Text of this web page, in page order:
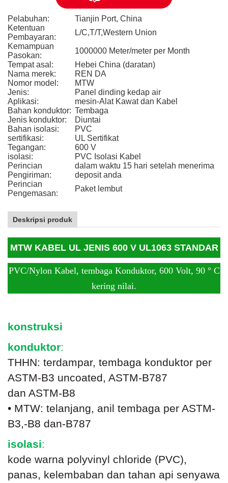
Pelabuhan:
Tianjin Port, China
Ketentuan
Pembayaran:
L/C,T/T,Western Union
Kemampuan
Pasokan:
1000000 Meter/meter per Month
Tempat asal:
Hebei China (daratan)
Nama merek:
REN DA
Nomor model:
MTW
Jenis:
Panel dinding kedap air
Aplikasi:
mesin-Alat Kawat dan Kabel
Bahan konduktor: Tembaga
Jenis konduktor:
Diuntai
Bahan isolasi:
PVC
sertifikasi:
UL Sertifikat
Tegangan:
600 V
isolasi:
PVC Isolasi Kabel
Perincian
Pengiriman:
dalam waktu 15 hari setelah menerima
deposit anda
Perincian
Pengemasan:
Paket lembut
Deskripsi produk
MTW KABEL UL JENIS 600 V UL1063 STANDAR
PVC/Nylon Kabel, tembaga Konduktor, 600 Volt, 90 ° C
kering nilai.
konstruksi
konduktor:
THHN: terdampar, tembaga konduktor per
ASTM-B3 uncoated, ASTM-B787
dan ASTM-B8
• MTW: telanjang, anil tembaga per ASTM-
B3,-B8 dan-B787
isolasi:
kode warna polyvinyl chloride (PVC),
panas, kelembaban dan tahan api senyawa